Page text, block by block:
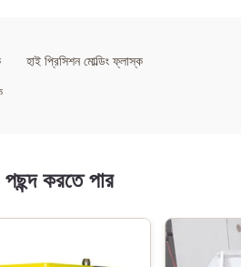
হাই প্রিসিশন মোল্ডিং ফ্লাস্ক
করতে পার